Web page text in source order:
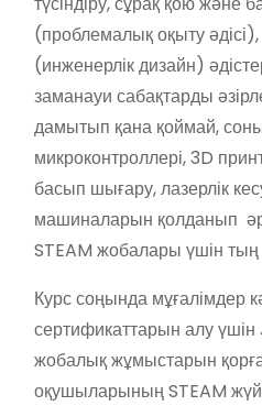
(проблемалық оқыту
(инженерлік дизайн)
заманауи сабақтарды
дамытып қана қоймай,
микроконтроллері, 3D
басып шығару, лазерлік
машиналарын қолданып
STEAM жобалары үшін тың
Курс соңында мұғалімдер
сертификаттарын алу үшін
жобалық жұмыстарын
оқушыларының STEAM